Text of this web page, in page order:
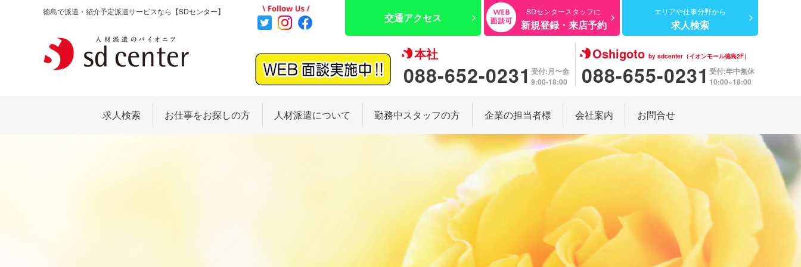
徳島で派遣・紹介予定派遣サービスなら 【SDセンター】 エリアや仕事分野から
求人検索
SDセンタースタッフに
新規登録・来店予約
交通アクセス
本社
088-652-0231受付:月〜金
9:00-18:00
Oshigotoby sdcenter（イオンモール徳島2F）
088-655-0231受付:年中無休
10:00~18:00
求人検索 お仕事をお探しの方 人材派遣について 勤務中スタッフの方 企業の担当者様 会社案内 お問合せ